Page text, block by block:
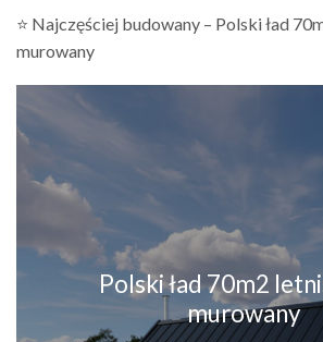
⭐ Najczęściej budowany – Polski ład
murowany
Polski ład 70m2
murowany